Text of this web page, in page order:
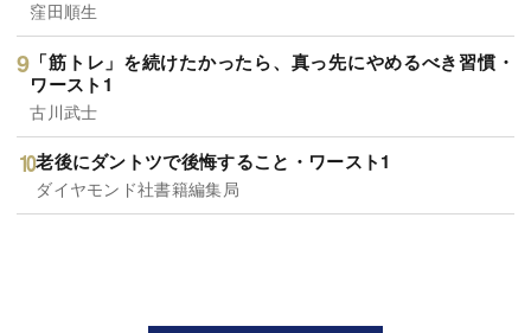
窪田順生
「筋トレ」を続けたかったら、真っ先にやめるべき習慣・
ワースト1
古川武士
老後にダントツで後悔すること・ワースト1
ダイヤモンド社書籍編集局